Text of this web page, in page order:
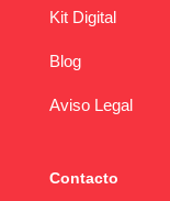
Kit Digital
Blog
Aviso Legal
Contacto